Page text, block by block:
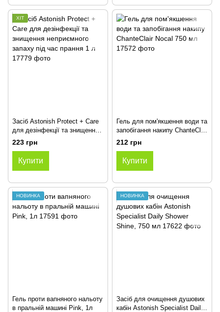
ХІТ
Засіб Astonish Protect + Care
для дезінфекції та знищення
неприємного запаху під час
прання 1 л
223 грн
Купити
Гель для пом'якшення води та
запобігання накипу ChanteClair
Nocal 750 мл
212 грн
Купити
НОВИНКА
Гель проти вапняного нальоту
в пральній машині Pink, 1л
НОВИНКА
Засіб для очищення душових
кабін Astonish Specialist Daily